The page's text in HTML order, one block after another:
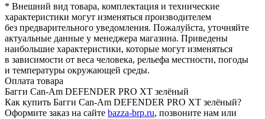
* Внешний вид товара, комплектация и технические
характеристики могут изменяться производителем
без предварительного уведомления. Пожалуйста, уточняйте
актуальные данные у менеджера магазина. Приведены
наибольшие характеристики, которые могут изменяться
в зависимости от веса человека, рельефа местности, погоды
и температуры окружающей среды.
Оплата товара
Багги Can-Am DEFENDER PRO XT зелёный
Как купить Багги Can-Am DEFENDER PRO XT зелёный?
Оформите заказ на сайте bazza-brp.ru, позвоните нам или